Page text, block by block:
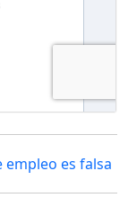
empleo es falsa